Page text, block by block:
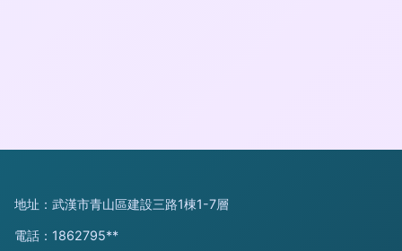
地址：武漢市青山區建設三路1棟1-7層
電話：1862795**